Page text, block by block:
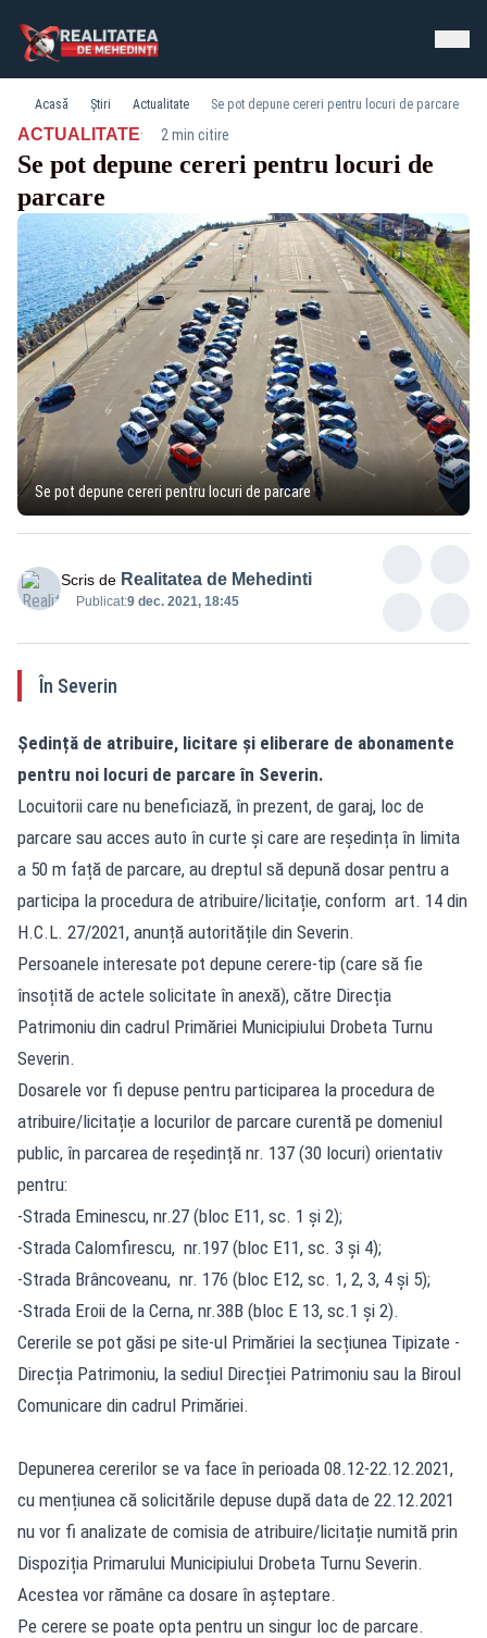
Acasă Știri Actualitate Se pot depune cereri pentru locuri de parcare
ACTUALITATE· 2 min citire
Se pot depune cereri pentru locuri de
parcare
Se pot depune cereri pentru locuri de parcare
Scris de Realitatea de Mehedinti
Publicat:9 dec. 2021, 18:45
În Severin
Ședință de atribuire, licitare și eliberare de abonamente
pentru noi locuri de parcare în Severin.
Locuitorii care nu beneficiază, în prezent, de garaj, loc de
parcare sau acces auto în curte și care are reședința în limita
a 50 m față de parcare, au dreptul să depună dosar pentru a
participa la procedura de atribuire/licitație, conform art. 14 din
H.C.L. 27/2021, anunță autoritățile din Severin.
Persoanele interesate pot depune cerere-tip (care să fie
însoțită de actele solicitate în anexă), către Direcția
Patrimoniu din cadrul Primăriei Municipiului Drobeta Turnu
Severin.
Dosarele vor fi depuse pentru participarea la procedura de
atribuire/licitație a locurilor de parcare curentă pe domeniul
public, în parcarea de reședință nr. 137 (30 locuri) orientativ
pentru:
-Strada Eminescu, nr.27 (bloc E11, sc. 1 și 2);
-Strada Calomfirescu, nr.197 (bloc E11, sc. 3 și 4);
-Strada Brâncoveanu, nr. 176 (bloc E12, sc. 1, 2, 3, 4 și 5);
-Strada Eroii de la Cerna, nr.38B (bloc E 13, sc.1 și 2).
Cererile se pot găsi pe site-ul Primăriei la secțiunea Tipizate -
Direcția Patrimoniu, la sediul Direcției Patrimoniu sau la Biroul
Comunicare din cadrul Primăriei.
Depunerea cererilor se va face în perioada 08.12-22.12.2021,
cu mențiunea că solicitările depuse după data de 22.12.2021
nu vor fi analizate de comisia de atribuire/licitație numită prin
Dispoziția Primarului Municipiului Drobeta Turnu Severin.
Acestea vor rămâne ca dosare în așteptare.
Pe cerere se poate opta pentru un singur loc de parcare.